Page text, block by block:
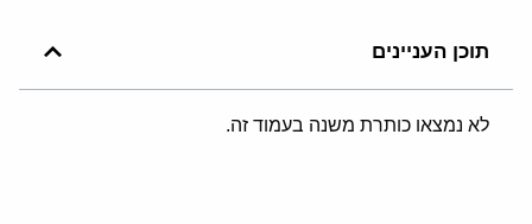
תוכן העניינים
לא נמצאו כותרת משנה בעמוד זה.